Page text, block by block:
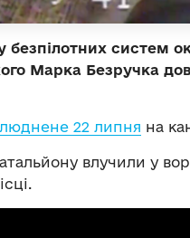
безпілотних систем
Марка Безручка
22 липня на
влучили у